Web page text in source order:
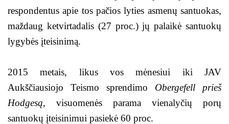
respondentus apie tos pačios lyties asmenų santuokas,
maždaug ketvirtadalis (27 proc.) jų palaikė santuokų
lygybės įteisinimą.
2015 metais, likus vos mėnesiui iki JAV
Aukščiausiojo Teismo sprendimo Obergefell prieš
Hodgesą, visuomenės parama vienalyčių porų
santuokų įteisinimui pasiekė 60 proc.